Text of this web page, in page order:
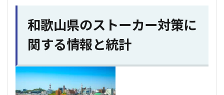
和歌山県のストーカー対策に
関する情報と統計